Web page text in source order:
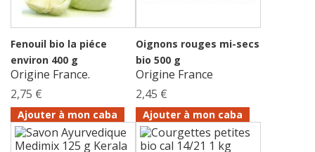
Fenouil bio la piéce
environ 400 g
Origine France.
2,75 €
Ajouter à mon caba
Oignons rouges mi-secs
bio 500 g
Origine France
2,45 €
Ajouter à mon caba